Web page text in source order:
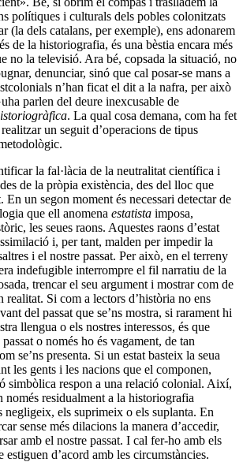
polítiques i culturals dels pobles colonitzats
(la dels catalans, per exemple), ens adonarem
de la historiografia, és una bèstia encara més
no la televisió. Ara bé, copsada la situació, no
denunciar, sinó que cal posar-se mans a
n’han ficat el dit a la nafra, per això
parlen del deure inexcusable de
. La qual cosa demana, com ha fet
un seguit d’operacions de tipus
la fal·làcia de la neutralitat científica i
de la pròpia existència, des del lloc que
En un segon moment és necessari detectar de
que ell anomena estatista imposa,
les seues raons. Aquestes raons d’estat
i, per tant, malden per impedir la
i el nostre passat. Per això, en el terreny
indefugible interrompre el fil narratiu de la
trencar el seu argument i mostrar com de
realitat. Si com a lectors d’història no ens
del passat que se’ns mostra, si rarament hi
llengua o els nostres interessos, és que
o només ho és vagament, de tan
se’ns presenta. Si un estat basteix la seua
les gents i les nacions que el componen,
simbòlica respon a una relació colonial. Així,
només residualment a la historiografia
negligeix, els suprimeix o els suplanta. En
sense més dilacions la manera d’accedir,
amb el nostre passat. I cal fer-ho amb els
d’acord amb les circumstàncies.